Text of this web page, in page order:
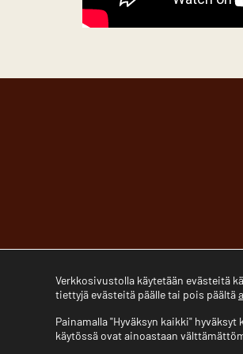
Verkkosivustolla käytetään evästeitä
tiettyjä evästeitä päälle tai pois päältä
Painamalla "Hyväksyn kaikki"
käytössä ovat ainoastaan